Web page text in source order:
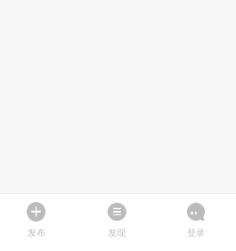
发布 发现 登录